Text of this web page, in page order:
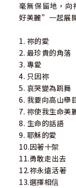
毫無保留地，
好美麗”一起展
1. 祢的愛
2. 最珍貴的角落
3. 專愛
4. 只因祢
5. 哀哭變為跳舞
6. 我要向高山舉
7. 祢使我生命美
8. 生命的話語
9. 耶穌的愛
10.因著十架
11.勇敢走出去
12.祢永遠活著
13.選擇相信